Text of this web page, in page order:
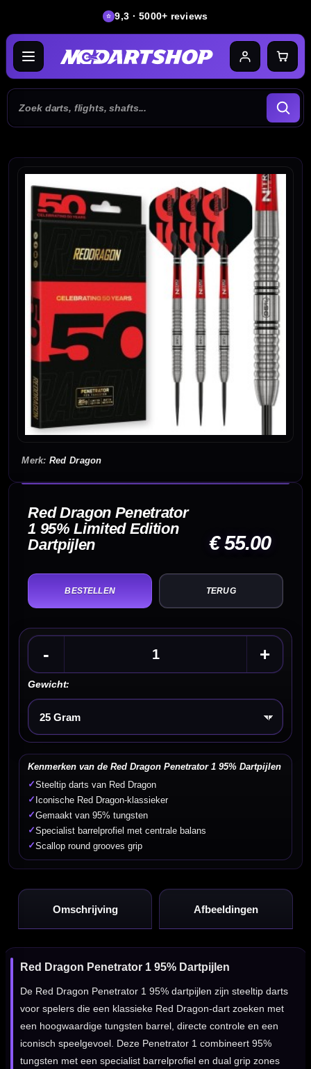
9,3 · 5000+ reviews
Red Dragon
Red Dragon Penetrator
1 95% Limited Edition
Dartpijlen
€ 55.00
TERUG
- +
Gewicht:
Kies een optie
Kenmerken van de Red Dragon Penetrator 1 95% Dartpijlen
✓Steeltip darts van Red Dragon
✓ Iconische Red Dragon-klassieker
✓Gemaakt van 95% tungsten
✓Specialist barrelprofiel met centrale balans
✓Scallop round grooves grip
Omschrijving Afbeeldingen
Red Dragon Penetrator 1 95% Dartpijlen
De Red Dragon Penetrator 1 95% dartpijlen zijn steeltip darts
voor spelers die een klassieke Red Dragon-dart zoeken met
een hoogwaardige tungsten barrel, directe controle en een
iconisch speelgevoel. Deze Penetrator 1 combineert 95%
tungsten met een specialist barrelprofiel en dual grip zones